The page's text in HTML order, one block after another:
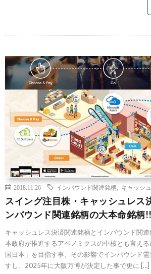
2018.11.26 インバウンド関連銘柄 キャッシ
スイング注目株・キャッシュレス
ンバウンド関連銘柄の大本命銘柄!!
キャッシュレス決済関連銘柄とインバウンド関
本政府が推進するアベノミクスの中核とも言え
国日本」を目指す事。その影響でインバウンド
すし、2025年に大阪万博が決定した事で更に […]